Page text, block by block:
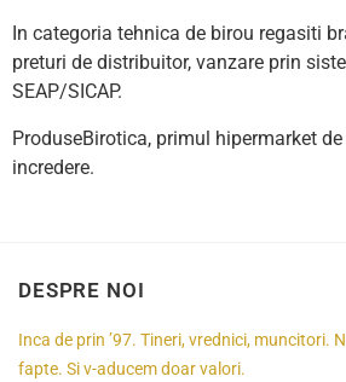
In categoria tehnica de birou regasiti
preturi de distribuitor, vanzare prin
SEAP/SICAP.
ProduseBirotica, primul hipermarket
incredere.
DESPRE NOI
Inca de prin ’97. Tineri, vrednici, muncitori.
fapte. Si v-aducem doar valori.